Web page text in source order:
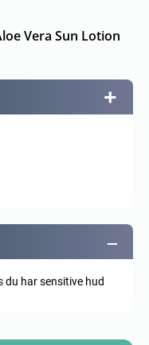
Vera Sun Lotion
du har sensitive hud